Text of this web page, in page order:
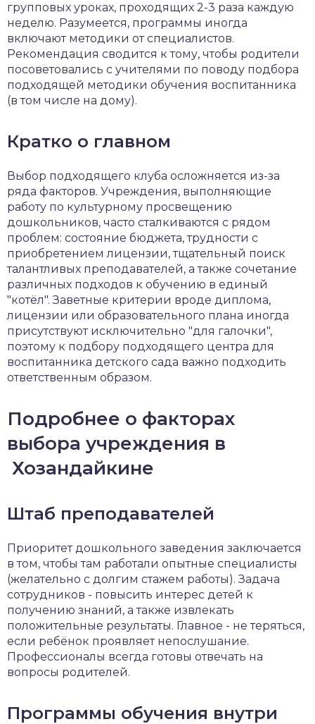
групповых уроках, проходящих 2-3 раза каждую
неделю. Разумеется, программы иногда
включают методики от специалистов.
Рекомендация сводится к тому, чтобы родители
посоветовались с учителями по поводу подбора
подходящей методики обучения воспитанника
(в том числе на дому).
Кратко о главном
Выбор подходящего клуба осложняется из-за
ряда факторов. Учреждения, выполняющие
работу по культурному просвещению
дошкольников, часто сталкиваются с рядом
проблем: состояние бюджета, трудности с
приобретением лицензии, тщательный поиск
талантливых преподавателей, а также сочетание
различных подходов к обучению в единый
"котёл". Заветные критерии вроде диплома,
лицензии или образовательного плана иногда
присутствуют исключительно "для галочки",
поэтому к подбору подходящего центра для
воспитанника детского сада важно подходить
ответственным образом.
Подробнее о факторах
выбора учреждения в
Хозандайкине
Штаб преподавателей
Приоритет дошкольного заведения заключается
в том, чтобы там работали опытные специалисты
(желательно с долгим стажем работы). Задача
сотрудников - повысить интерес детей к
получению знаний, а также извлекать
положительные результаты. Главное - не теряться,
если ребёнок проявляет непослушание.
Профессионалы всегда готовы отвечать на
вопросы родителей.
Программы обучения внутри